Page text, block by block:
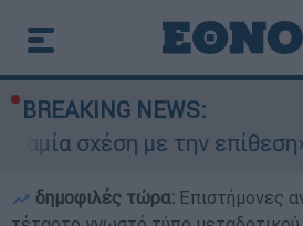
BREAKING NEWS:
με την επίθεση» λέει
δημοφιλές τώρα: Επιστήμονες